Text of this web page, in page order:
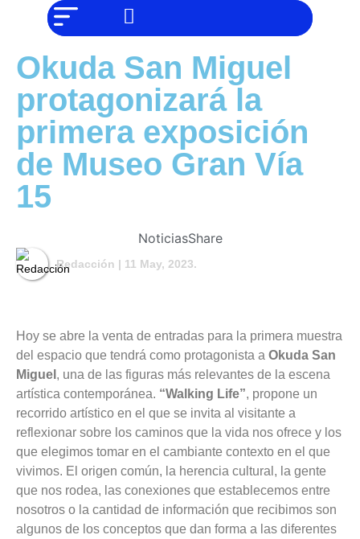
Tendencias
Entrevistas
Foodie
Cultura
series
Barras
Mes
Música
Noticias
Tendencias
Entrevistas
Foodie
PERO IGUAL
PODEMOS
AYUDAR
Okuda San Miguel
protagonizará la
primera exposición
de Museo Gran Vía
15
NoticiasShare
Redacción | 11 May, 2023.
Hoy se abre la venta de entradas para la primera muestra
del espacio que tendrá como protagonista a Okuda San
Miguel , una de las figuras más relevantes de la escena
artística contemporánea. “Walking Life”, propone un
recorrido artístico en el que se invita al visitante a
reflexionar sobre los caminos que la vida nos ofrece y los
que elegimos tomar en el cambiante contexto en el que
vivimos. El origen común, la herencia cultural, la gente
que nos rodea, las conexiones que establecemos entre
nosotros o la cantidad de información que recibimos son
algunos de los conceptos que dan forma a las diferentes